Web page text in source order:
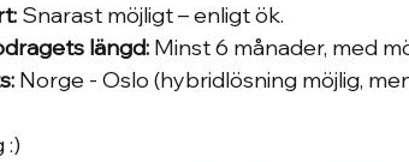
Snarast möjligt – enligt ök.
längd: Minst 6 månader, med
Norge - Oslo (hybridlösning möjlig,
:)